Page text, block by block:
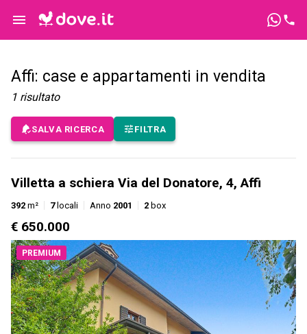
Affi: case e appartamenti in vendita
1 risultato
SALVA RICERCA FILTRA
Villetta a schiera Via del Donatore, 4, Affi
392 m² 7locali Anno 2001 2 box
€ 650.000
PREMIUM